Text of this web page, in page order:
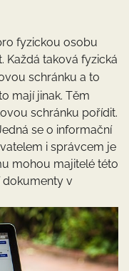
fyzickou osobu
Každá taková fyzická
schránku a to
mají jinak. Těm
schránku pořídit.
se o informační
i správcem je
mohou majitelé této
dokumenty v